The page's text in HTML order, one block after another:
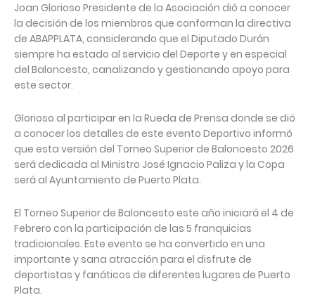
Joan Glorioso Presidente de la Asociación dió a conocer
la decisión de los miembros que conforman la directiva
de ABAPPLATA, considerando que el Diputado Durán
siempre ha estado al servicio del Deporte y en especial
del Baloncesto, canalizando y gestionando apoyo para
este sector.
Glorioso al participar en la Rueda de Prensa donde se dió
a conocer los detalles de este evento Deportivo informó
que esta versión del Torneo Superior de Baloncesto 2026
será dedicada al Ministro José Ignacio Paliza y la Copa
será al Ayuntamiento de Puerto Plata.
El Torneo Superior de Baloncesto este año iniciará el 4 de
Febrero con la participación de las 5 franquicias
tradicionales. Este evento se ha convertido en una
importante y sana atracción para el disfrute de
deportistas y fanáticos de diferentes lugares de Puerto
Plata.